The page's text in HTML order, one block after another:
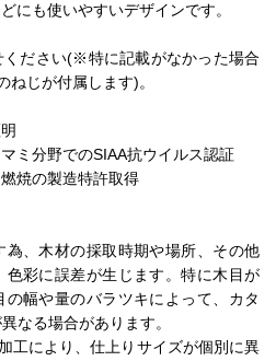
にも使いやすいデザインです。
ください(※特に記載がなかった場合
じが付属します)。
ミ分野でのSIAA抗ウイルス認証
焼の製造特許取得
、木材の採取時期や場所、その他
彩に誤差が生じます。特に木目が
幅や量のバラツキによって、カタ
なる場合があります。
工により、仕上りサイズが個別に異